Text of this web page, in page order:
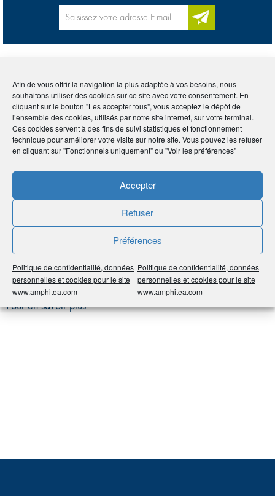
Afin de vous offrir la navigation la plus adaptée à vos besoins, nous
souhaitons utiliser des cookies sur ce site avec votre consentement. En
cliquant sur le bouton "Les accepter tous", vous acceptez le dépôt de
l’ensemble des cookies, utilisés par notre site internet, sur votre terminal.
Ces cookies servent à des fins de suivi statistiques et fonctionnement
technique pour améliorer votre visite sur notre site. Vous pouvez les refuser
en cliquant sur "Fonctionnels uniquement" ou "Voir les préférences"
Accepter
Refuser
Préférences
Politique de confidentialité, données
personnelles et cookies pour le site
www.amphitea.com
Politique de confidentialité, données
personnelles et cookies pour le site
www.amphitea.com
Tous 0-9 A B C D E F G H
J
K L M N O P Q R S T
U
W
REVENU NET GLOBAL
C’est le revenu brut global sont on soustrait les charges
déductibles (exemples : pensions alimentaires, épargne
retraite…).
Pour en savoir plus